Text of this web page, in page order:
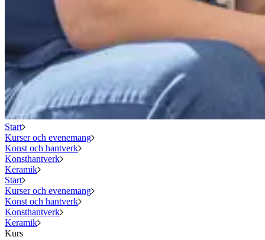
Start
Kurser och evenemang
Konst och hantverk
Konsthantverk
Keramik
Start
Kurser och evenemang
Konst och hantverk
Konsthantverk
Keramik
Kurs